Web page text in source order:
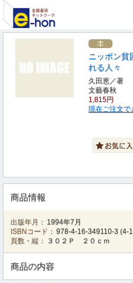
ニッポン
れる人々
久田恵／著
文藝春秋
1,815円
現在ご注文で
商品情報
出版年月： 1994年7月
ISBNコード： 978-4-16-349110-3 (4-
頁数・縦：
３０２Ｐ ２０ｃｍ
商品の内容